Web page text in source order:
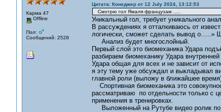
Карма 47
Offline
Пол:
Сообщений: 2528
Цитата: Конеджер от 12 July 2024, 13:12:53
Смотрю гол Ямаля французам .....
Уникальный гол, требует уникального
В рассуждениях я отталкиваюсь от
логически, сможет сделать вывод о…..»
Анализ будет многослойный.
Первый слой это биомеханика Удара
разбираем биомеханику Удара
Удара общая для всех и не зависит от
я эту тему уже обсуждал и выкладывал
главной роли (выложу в ближайшее
Спортивная биомеханика это
рассматриваю по отдельности только с
применения в тренировках.
Выложенный на Рутубе видео ролик по